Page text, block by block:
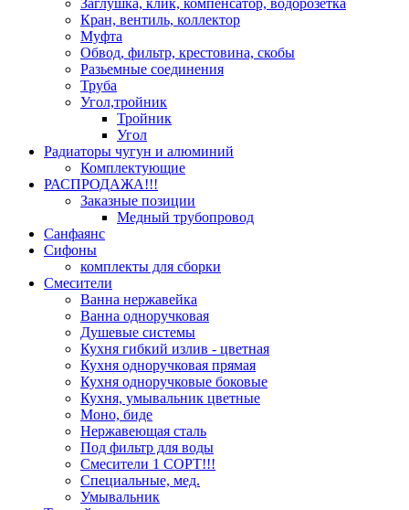
Кран, вентиль, коллектор
Муфта
Обвод, фильтр, крестовина, скобы
Разьемные соединения
Труба
Угол,тройник
Тройник
Угол
Радиаторы чугун и алюминий
Комплектующие
РАСПРОДАЖА!!!
Заказные позиции
Медный трубопровод
Санфаянс
Сифоны
комплекты для сборки
Смесители
Ванна нержавейка
Ванна одноручковая
Душевые системы
Кухня гибкий излив - цветная
Кухня одноручковая прямая
Кухня одноручковые боковые
Кухня, умывальник цветные
Моно, биде
Нержавеющая сталь
Под фильтр для воды
Смесители 1 СОРТ!!!
Специальные, мед.
Умывальник